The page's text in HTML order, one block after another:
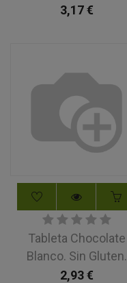
3,17€
Tableta Chocolate
Blanco. Sin Gluten.
2,93€